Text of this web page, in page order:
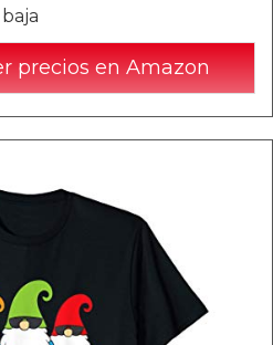
precios en Amazon